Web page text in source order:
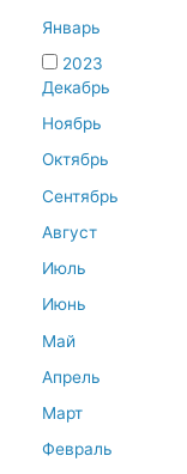
Январь
2023
Декабрь
Ноябрь
Октябрь
Сентябрь
Август
Июль
Июнь
Май
Апрель
Март
Февраль